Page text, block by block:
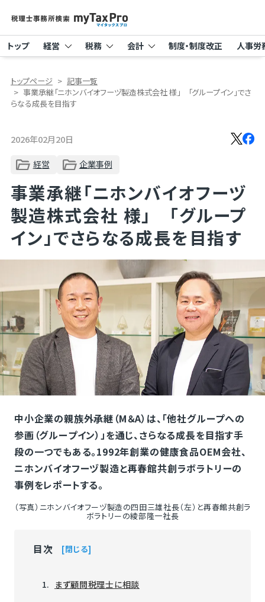
トップ 経営 税務 会計 制度・制度改正 人事労
トップページ
記事一覧
事業承継「ニホンバイオフーヅ製造株式会社 様」 「グループイン」でさ
らなる成長を目指す
2026年02月20日
経営
企業事例
事業承継「ニホンバイオフーヅ
製造株式会社 様」 「グループ
イン」でさらなる成長を目指す
中小企業の親族外承継（M＆A）は、「他社グループへの
参画（グループイン）」を通じ、さらなる成長を目指す手
段の一つでもある。1992年創業の健康食品OEM会社、
ニホンバイオフーヅ製造と再春館共創ラボラトリーの
事例をレポートする。
（写真）ニホンバイオフーヅ製造の四田三雄社長（左）と再春館共創ラ
ボラトリーの綾部隆一社長
目次 閉じる
まず顧問税理士に相談